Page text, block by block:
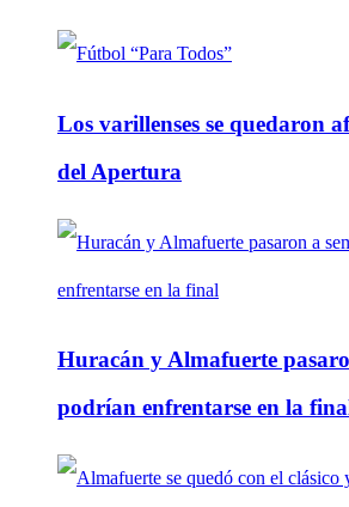
Los varillenses se quedaron
del Apertura
Huracán y Almafuerte
podrían enfrentarse en la